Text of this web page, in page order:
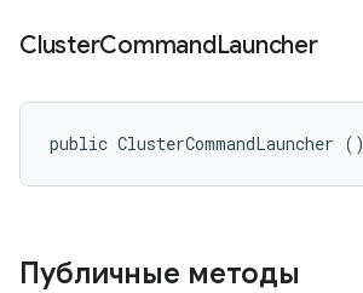
ClusterCommandLauncher
public ClusterCommandLauncher ()
Публичные методы